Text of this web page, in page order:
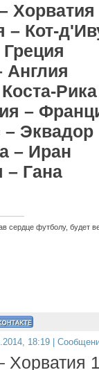
Хорватия
– Кот-
Англия
Рика
–
– Эквадор
– Иран
– Гана
сердце футболу, будет
18:19 |
Хорватия